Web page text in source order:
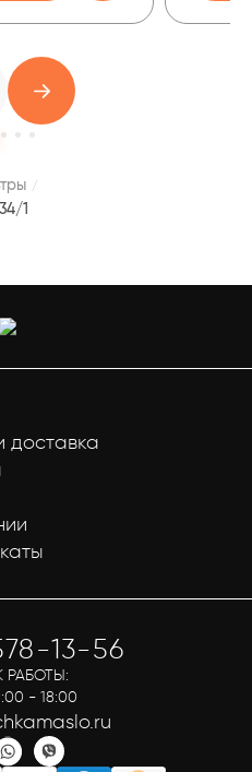
1
доставка
13-56
РАБОТЫ:
- 18:00